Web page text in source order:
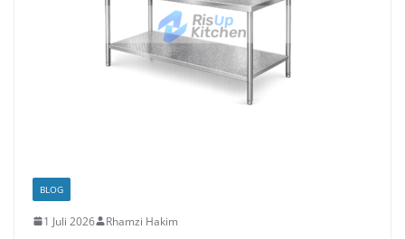
BLOG
1 Juli 2026 Rhamzi Hakim